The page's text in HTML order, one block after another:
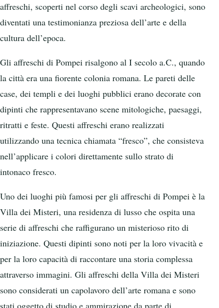
affreschi, scoperti nel corso degli scavi archeologici, sono
diventati una testimonianza preziosa dell’arte e della
cultura dell’epoca.
Gli affreschi di Pompei risalgono al I secolo a.C., quando
la città era una fiorente colonia romana. Le pareti delle
case, dei templi e dei luoghi pubblici erano decorate con
dipinti che rappresentavano scene mitologiche, paesaggi,
ritratti e feste. Questi affreschi erano realizzati
utilizzando una tecnica chiamata “fresco”, che consisteva
nell’applicare i colori direttamente sullo strato di
intonaco fresco.
Uno dei luoghi più famosi per gli affreschi di Pompei è la
Villa dei Misteri, una residenza di lusso che ospita una
serie di affreschi che raffigurano un misterioso rito di
iniziazione. Questi dipinti sono noti per la loro vivacità e
per la loro capacità di raccontare una storia complessa
attraverso immagini. Gli affreschi della Villa dei Misteri
sono considerati un capolavoro dell’arte romana e sono